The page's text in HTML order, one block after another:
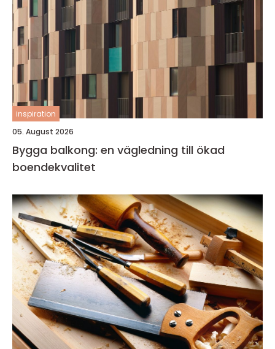
inspiration
05. August 2026
Bygga balkong: en vägledning till ökad
boendekvalitet